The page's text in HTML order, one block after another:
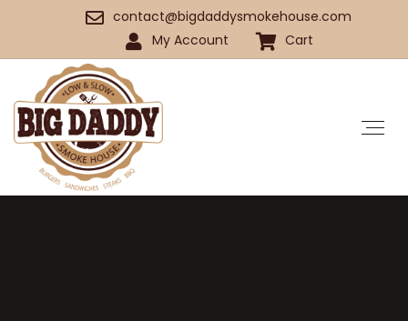
contact@bigdaddysmokehouse.com
My Account
Cart